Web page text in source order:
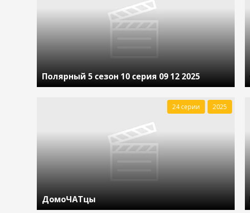
Полярный 5 сезон 10 серия 09 12 2025
ДомоЧАТцы
24 серии 2025